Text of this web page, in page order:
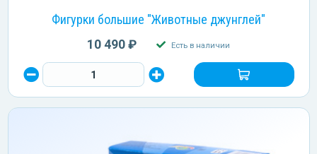
Фигурки большие "Животные джунглей"
10 490 ₽ Есть в наличии